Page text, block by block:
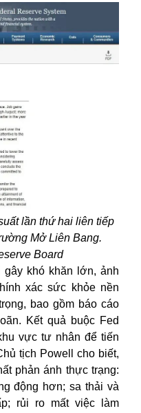
lần thứ hai liên tiếp
Mở Liên Bang.
Board
khó khăn lớn, ảnh
xác sức khỏe nền
bao gồm báo cáo
Kết quả buộc Fed
vực tư nhân để tiến
tịch Powell cho biết,
phản ánh thực trạng:
động hơn; sa thải và
rủi ro mất việc làm